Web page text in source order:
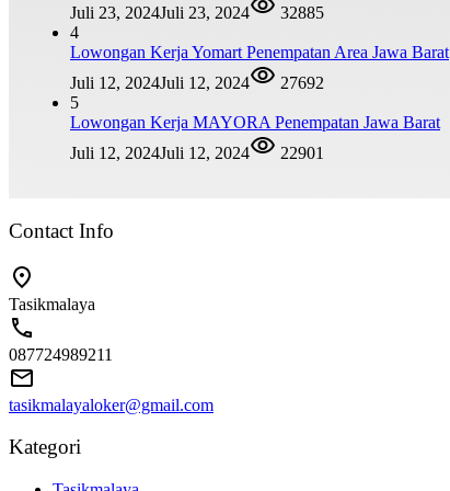
Juli 23, 2024Juli 23, 2024
32885
4
Lowongan Kerja Yomart Penempatan Area Jawa Barat
Juli 12, 2024Juli 12, 2024
27692
5
Lowongan Kerja MAYORA Penempatan Jawa Barat
Juli 12, 2024Juli 12, 2024 22901
Contact Info
Tasikmalaya
087724989211
tasikmalayaloker@gmail.com
Kategori